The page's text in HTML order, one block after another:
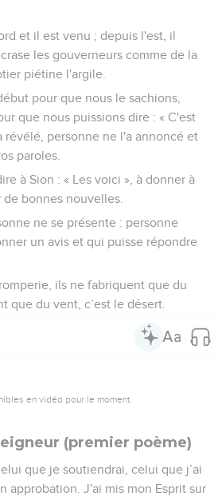
et il est venu ; depuis l'est, il
les gouverneurs comme de la
piétine l'argile.
pour que nous le sachions,
que nous puissions dire : « C'est
révélé, personne ne l'a annoncé et
paroles.
à Sion : « Les voici », à donner à
bonnes nouvelles.
ne se présente : personne
un avis et qui puisse répondre
ils ne fabriquent que du
que du vent, c’est le désert.
en vidéo pour le moment.
(premier poème)
que je soutiendrai, celui que j’ai
approbation. J'ai mis mon Esprit sur